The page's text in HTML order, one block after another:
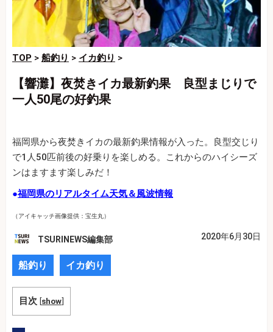
TOP > 船釣り > イカ釣り >
【響灘】夜焚きイカ最新釣果 良型まじりで
一人50尾の好釣果
福岡県から夜焚きイカの最新釣果情報が入った。良型交じり
で1人50匹前後の好乗りを楽しめる。これからのハイシーズ
ンはますます楽しみだ！
●福岡県のリアルタイム天気＆風波情報
（アイキャッチ画像提供：宝生丸）
TSURINEWS編集部 2020年6月30日
船釣り イカ釣り
目次 [show]